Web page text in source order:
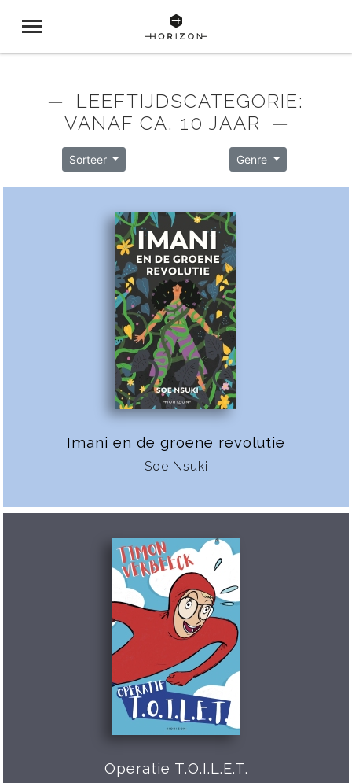
─ LEEFTIJDSCATEGORIE:
VANAF CA. 10 JAAR ─
Sorteer Genre
Imani en de groene revolutie
Soe Nsuki
Operatie T.O.I.L.E.T.